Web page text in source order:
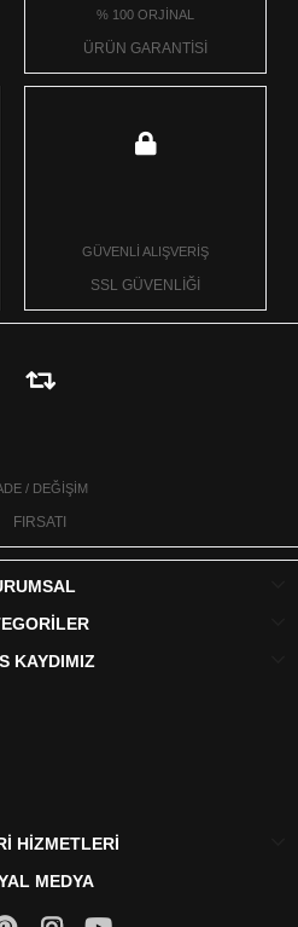
% 100 ORJİNAL
ÜRÜN GARANTİSİ
GÜVENLİ ALIŞVERİŞ
SSL GÜVENLİĞİ
/ DEĞİŞİM
FIRSATI
KAYDIMIZ
HİZMETLERİ
MEDYA